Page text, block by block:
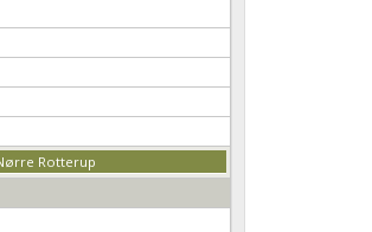
Rotterup